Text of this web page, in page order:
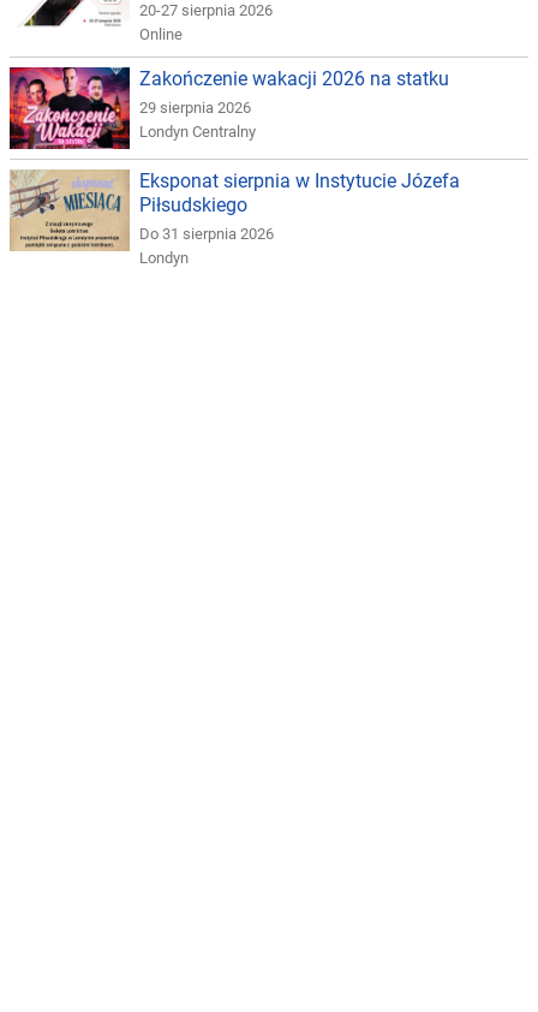
20-27 sierpnia 2026
Online
Zakończenie wakacji 2026 na statku
29 sierpnia 2026
Londyn Centralny
Eksponat sierpnia w Instytucie Józefa
Piłsudskiego
Do 31 sierpnia 2026
Londyn